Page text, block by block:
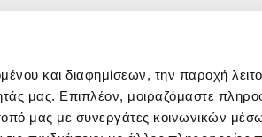
και διαφημίσεων, την παροχή
μας. Επιπλέον, μοιραζόμαστε
μας με συνεργάτες κοινωνικών